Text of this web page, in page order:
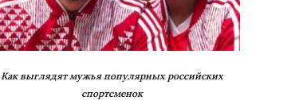
Как выглядят мужья популярных российских
спортсменок